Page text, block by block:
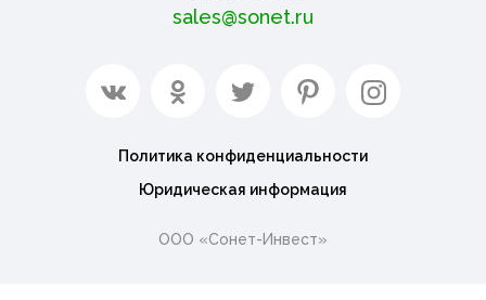
sales@sonet.ru
Политика конфиденциальности
Юридическая информация
ООО «Сонет-Инвест»